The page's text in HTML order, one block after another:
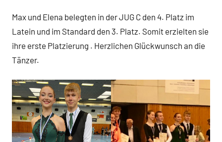
Schwarz-
Stollhoff
Max und Elena belegten in der JUG C den 4. Platz im
Latein und im Standard den 3. Platz. Somit erzielten sie
ihre erste Platzierung . Herzlichen Glückwunsch an die
Tänzer.